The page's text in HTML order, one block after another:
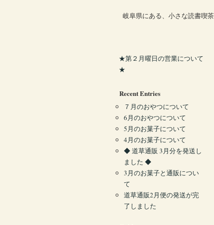
岐阜県にある、小さな読書喫茶
★第２月曜日の営業について
★
Recent Entries
７月のおやつについて
6月のおやつについて
5月のお菓子について
4月のお菓子について
◆ 道草通販 3月分を発送し
ました ◆
3月のお菓子と通販につい
て
道草通販2月便の発送が完
了しました